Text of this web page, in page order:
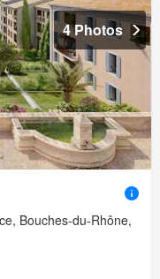
4 Photos
Bouches-du-Rhône,